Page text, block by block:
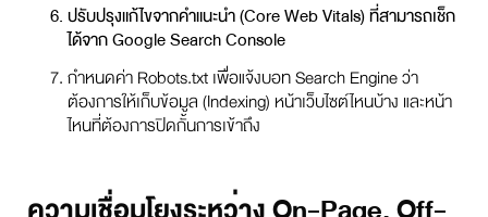
ปรับปรุงแก้ไขจากคำแนะนำ (Core Web Vitals) ที่สามารถเช็ก
ได้จาก Google Search Console
กำหนดค่า Robots.txt เพื่อแจ้งบอท Search Engine ว่า
ต้องการให้เก็บข้อมูล (Indexing) หน้าเว็บไซต์ไหนบ้าง และหน้า
ไหนที่ต้องการปิดกั้นการเข้าถึง